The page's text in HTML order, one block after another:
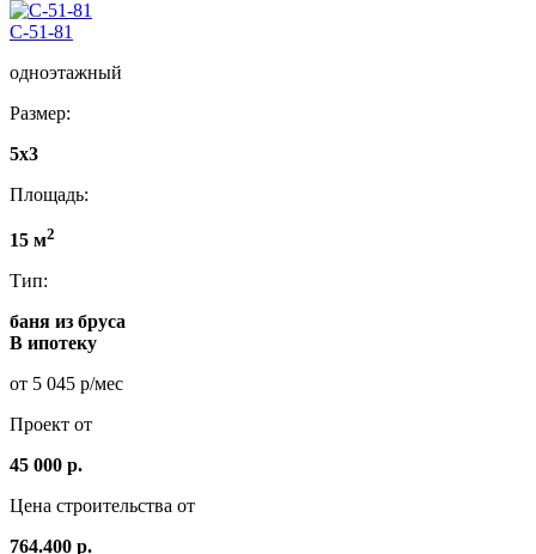
C-51-81
одноэтажный
Размер:
5x3
Площадь:
15 м2
Тип:
баня из бруса
В ипотеку
от 5 045 р/мес
Проект от
45 000 р.
Цена строительства от
764.400 р.